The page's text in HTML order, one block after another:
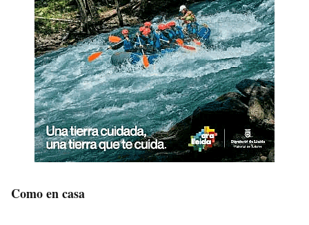
Como en casa